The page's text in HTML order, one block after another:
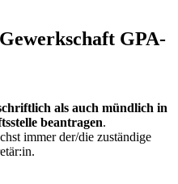
GPA-
als auch mündlich in
beantragen.
immer der/die zuständige